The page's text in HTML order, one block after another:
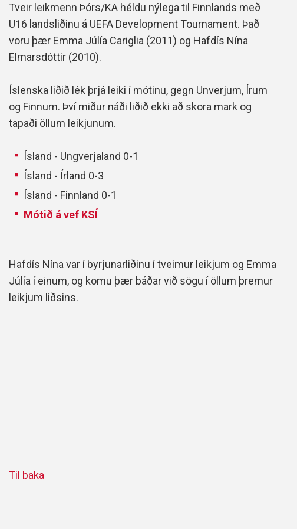
Tveir leikmenn Þórs/KA héldu nýlega til Finnlands með
U16 landsliðinu á UEFA Development Tournament. Það
voru þær Emma Júlía Cariglia (2011) og Hafdís Nína
Elmarsdóttir (2010).
Íslenska liðið lék þrjá leiki í mótinu, gegn Unverjum, Írum
og Finnum. Því miður náði liðið ekki að skora mark og
tapaði öllum leikjunum.
Ísland - Ungverjaland 0-1
Ísland - Írland 0-3
Ísland - Finnland 0-1
Mótið á vef KSÍ
Hafdís Nína var í byrjunarliðinu í tveimur leikjum og Emma
Júlía í einum, og komu þær báðar við sögu í öllum þremur
leikjum liðsins.
Til baka